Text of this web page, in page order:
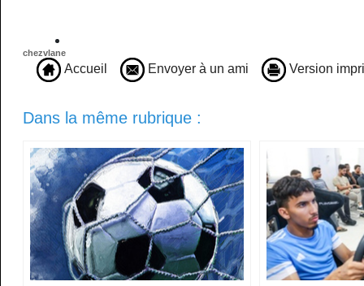
chezvlane
Accueil Envoyer à un ami Version
Dans la même rubrique :